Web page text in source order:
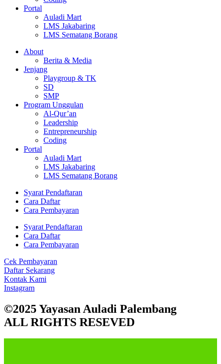
Portal
Auladi Mart
LMS Jakabaring
LMS Sematang Borang
About
Berita & Media
Jenjang
Playgroup & TK
SD
SMP
Program Unggulan
Al-Qur’an
Leadership
Entrepreneurship
Coding
Portal
Auladi Mart
LMS Jakabaring
LMS Sematang Borang
Syarat Pendaftaran
Cara Daftar
Cara Pembayaran
Syarat Pendaftaran
Cara Daftar
Cara Pembayaran
Cek Pembayaran
Daftar Sekarang
Kontak Kami
Instagram
©2025 Yayasan Auladi Palembang
ALL RIGHTS RESEVED